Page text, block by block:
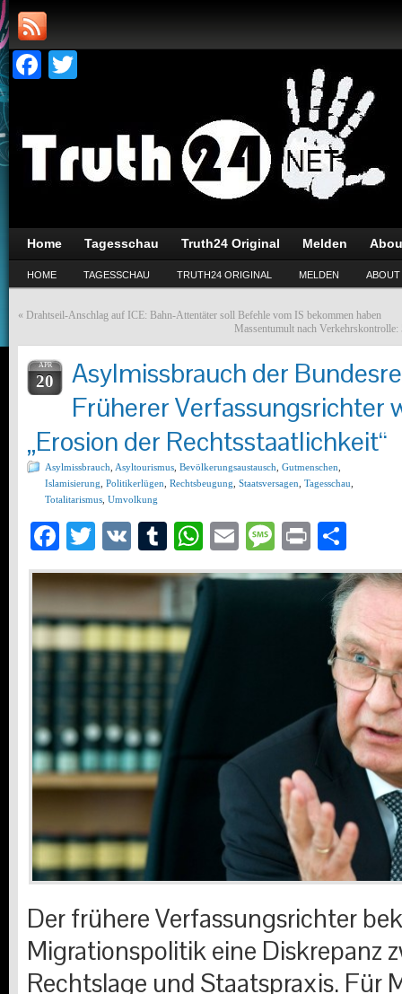
Facebook
Home Tagesschau Truth24 Original Melden
HOME TAGESSCHAU TRUTH24 ORIGINAL MELDEN ABOUT
« Drahtseil-Anschlag auf ICE: Bahn-Attentäter soll Befehle vom IS bekommen haben
Massentumult nach
APR
20
Asylmissbrauch der
Früherer Verfassungsrichter
„Erosion der Rechtsstaatlichkeit“
Asylmissbrauch Asyltourismus Bevölkerungsaustausch Gutmenschen
Islamisierung Politikerlügen Rechtsbeugung Staatsversagen Tagesschau
Totalitarismus Umvolkung
Facebook
Twitter
VK Tumblr
WhatsApp
EmailMessage
Print
Der frühere Verfassungsrichter
Migrationspolitik eine Diskrepanz
Rechtslage und Staatspraxis. Für